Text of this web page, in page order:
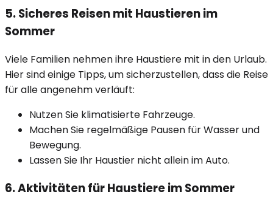
5. Sicheres Reisen mit Haustieren im
Sommer
Viele Familien nehmen ihre Haustiere mit in den Urlaub.
Hier sind einige Tipps, um sicherzustellen, dass die Reise
für alle angenehm verläuft:
Nutzen Sie klimatisierte Fahrzeuge.
Machen Sie regelmäßige Pausen für Wasser und
Bewegung.
Lassen Sie Ihr Haustier nicht allein im Auto.
6. Aktivitäten für Haustiere im Sommer